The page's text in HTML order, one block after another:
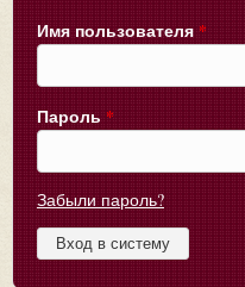
Имя пользователя *
Пароль *
Забыли пароль?